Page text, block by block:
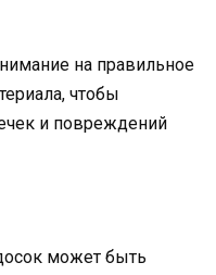
на правильное
чтобы
и повреждений
может быть